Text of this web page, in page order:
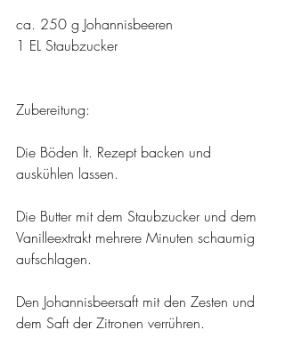
ca. 250 g Johannisbeeren
1 EL Staubzucker
Zubereitung:
Die Böden lt. Rezept backen und
auskühlen lassen.
Die Butter mit dem Staubzucker und dem
Vanilleextrakt mehrere Minuten schaumig
aufschlagen.
Den Johannisbeersaft mit den Zesten und
dem Saft der Zitronen verrühren.